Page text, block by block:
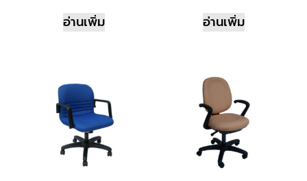
อ่านเพิ่ม อ่านเพิ่ม